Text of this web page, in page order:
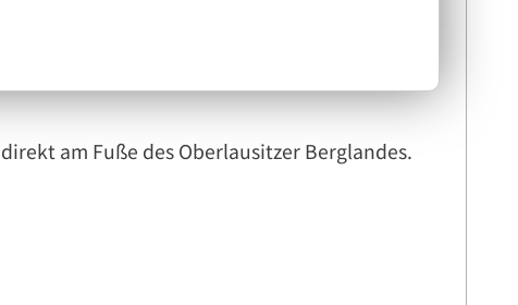
am Fuße des Oberlausitzer Berglandes.